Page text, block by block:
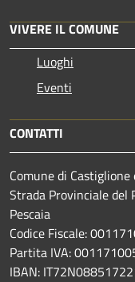
VIVERE IL COMUNE
Luoghi
Eventi
CONTATTI
Comune di Castiglione
Strada Provinciale del
Pescaia
Codice Fiscale:
Partita IVA:
IBAN: